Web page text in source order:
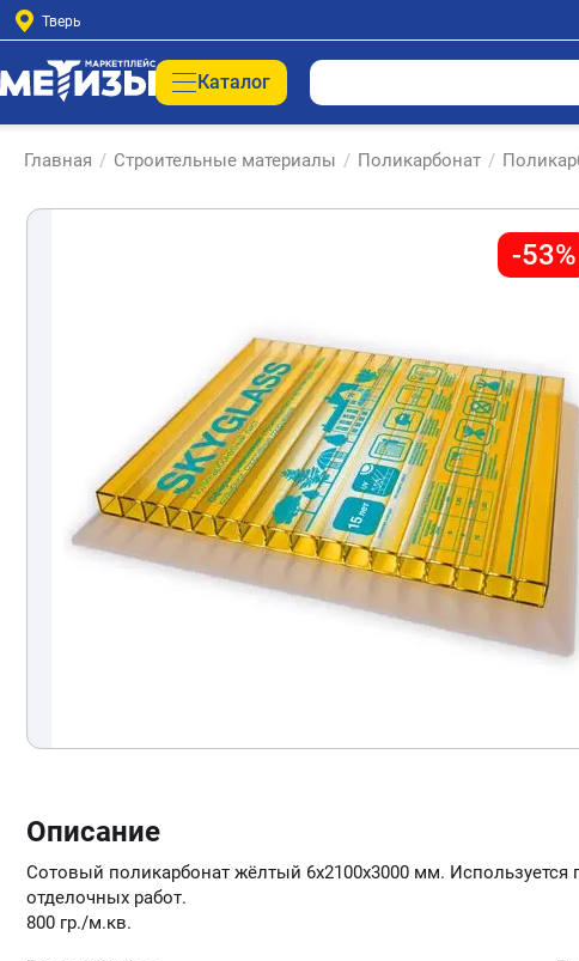
Тверь
Каталог
Главная / Строительные материалы / Поликарбонат /
-53%
Описание
Сотовый поликарбонат жёлтый 6х2100х3000 мм.
отделочных работ.
800 гр./м.кв.